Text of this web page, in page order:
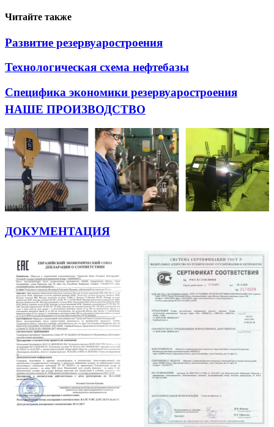
Читайте также
Развитие резервуаростроения
Технологическая схема нефтебазы
Специфика экономики резервуаростроения
НАШЕ ПРОИЗВОДСТВО
ДОКУМЕНТАЦИЯ